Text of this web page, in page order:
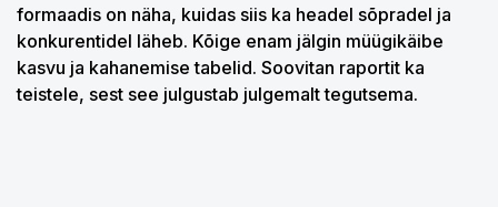
formaadis on näha, kuidas siis ka headel sõpradel ja
konkurentidel läheb. Kõige enam jälgin müügikäibe
kasvu ja kahanemise tabelid. Soovitan raportit ka
teistele, sest see julgustab julgemalt tegutsema.